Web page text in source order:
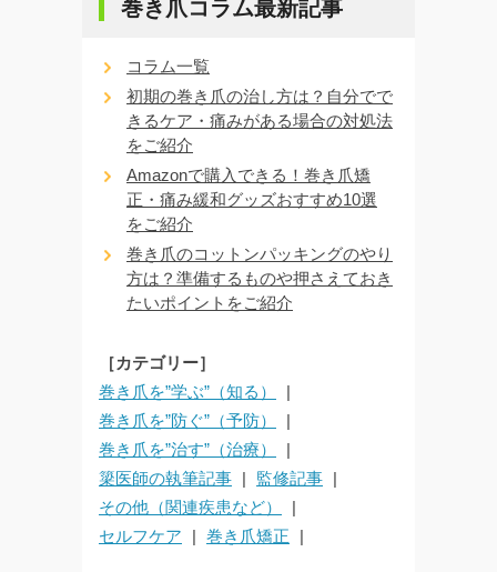
巻き爪コラム最新記事
コラム一覧
初期の巻き爪の治し方は？自分でで
きるケア・痛みがある場合の対処法
をご紹介
Amazonで購入できる！巻き爪矯
正・痛み緩和グッズおすすめ10選
をご紹介
巻き爪のコットンパッキングのやり
方は？準備するものや押さえておき
たいポイントをご紹介
［カテゴリー］
巻き爪を”学ぶ”（知る）
巻き爪を”防ぐ”（予防）
巻き爪を”治す”（治療）
簗医師の執筆記事
監修記事
その他（関連疾患など）
セルフケア
巻き爪矯正